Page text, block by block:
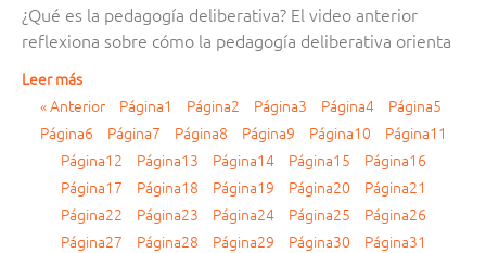
¿Qué es la pedagogía deliberativa? El video anterior
reflexiona sobre cómo la pedagogía deliberativa orienta
Leer más
« Anterior
Página1 Página2 Página3 Página4 Página5
Página6 Página7 Página8 Página9 Página10 Página11
Página12 Página13 Página14 Página15 Página16
Página17 Página18 Página19 Página20 Página21
Página22 Página23 Página24 Página25 Página26
Página27 Página28 Página29 Página30 Página31